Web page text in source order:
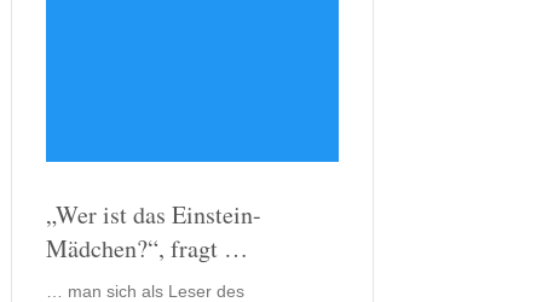
„Wer ist das Einstein-
Mädchen?“, fragt …
… man sich als Leser des